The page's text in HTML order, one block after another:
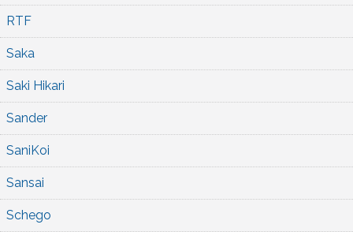
RTF
Saka
Saki Hikari
Sander
SaniKoi
Sansai
Schego